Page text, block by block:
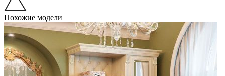
Похожие модели